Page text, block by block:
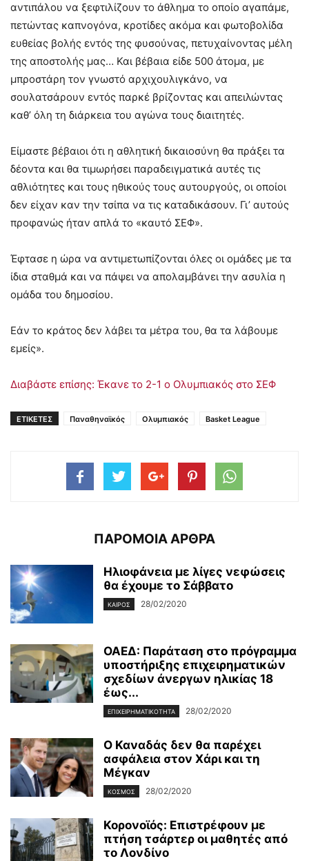
αντιπάλου να ξεφτιλίζουν το άθλημα το οποίο αγαπάμε,
πετώντας καπνογόνα, κροτίδες ακόμα και φωτοβολίδα
ευθείας βολής εντός της φυσούνας, πετυχαίνοντας μέλη
της αποστολής μας… Και βέβαια είδε 500 άτομα, με
μπροστάρη τον γνωστό αρχιχουλιγκάνο, να
σουλατσάρουν εντός παρκέ βρίζοντας και απειλώντας
καθ’ όλη τη διάρκεια του αγώνα τους διαιτητές.
Είμαστε βέβαιοι ότι η αθλητική δικαιοσύνη θα πράξει τα
δέοντα και θα τιμωρήσει παραδειγματικά αυτές τις
αθλιότητες και τους ηθικούς τους αυτουργούς, οι οποίοι
δεν είχαν καν την τσίπα να τις καταδικάσουν. Γι’ αυτούς
προφανώς ήταν απλά το «καυτό ΣΕΦ».
Έφτασε η ώρα να αντιμετωπίζονται όλες οι ομάδες με τα
ίδια σταθμά και να πάψει να απολαμβάνει την ασυλία η
ομάδα του δημοσίου.
Εάν το κράτος δεν λάβει τα μέτρα του, θα τα λάβουμε
εμείς».
Διαβάστε επίσης: Έκανε το 2-1 ο Ολυμπιακός στο ΣΕΦ
ΕΤΙΚΕΤΕΣ Παναθηναϊκός Ολυμπιακός Basket League
ΠΑΡΟΜΟΙΑ ΑΡΘΡΑ
Ηλιοφάνεια με λίγες νεφώσεις
θα έχουμε το Σάββατο
ΚΑΙΡΌΣ 28/02/2020
ΟΑΕΔ: Παράταση στο πρόγραμμα
υποστήριξης επιχειρηματικών
σχεδίων άνεργων ηλικίας 18
έως...
ΕΠΙΧΕΙΡΗΜΑΤΙΚΌΤΗΤΑ 28/02/2020
Ο Καναδάς δεν θα παρέχει
ασφάλεια στον Χάρι και τη
Μέγκαν
ΚΌΣΜΟΣ 28/02/2020
Κορονοϊός: Επιστρέφουν με
πτήση τσάρτερ οι μαθητές από
το Λονδίνο